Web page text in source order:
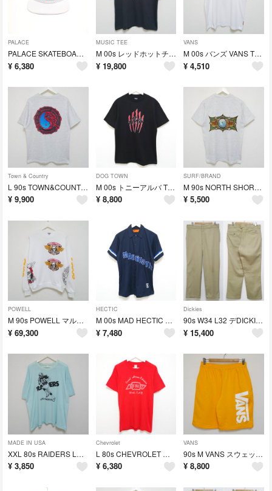
PALACE
PALACE SKATEBOARDS CAP キャップ SUPREME USA
¥ 6,380
MUSIC TEE
M 00s レッドホットチリペッパーズ Tシャツ レッチリ anvil USA
¥ 19,800
VANS
M 00s バンズ VANS Tシャツ オールドスケート BMX 白 USA
¥ 4,510
Town & Country
L 90s TOWN&COUNTRY タウンアンドカントリー Tシャツ USA製
¥ 9,900
DOG TOWN
M 00s トニーアルバ TONY ALVA Tシャツ DOGTOWN USA製
¥ 8,800
SURF/BRAND
M 90s NORTH SHORE SURF Tシャツ HANES USA製
¥ 5,500
POWELL
M 90s POWELL マルチ スウェット BONES トレーナー USA製
¥ 69,300
HECTIC
M 00s MAD HECTIC DICKIES 半袖 ワークシャツ ヘクティク
¥ 7,480
Dickies
90s W34 L32 デDICKIES ワークパンツ 874 カーキ USA製
¥ 15,400
MADE IN USA
XXL 80s RAIDERS LA レイダース Tシャツ NFL USA製
¥ 3,850
Chevrolet
L 80s CHEVROLET カレッジ Tシャツ HANCO 赤 USA製
¥ 6,380
VANS
90s M VANS スウェット ショーツ ショートパンツ マスタード USA
¥ 8,800